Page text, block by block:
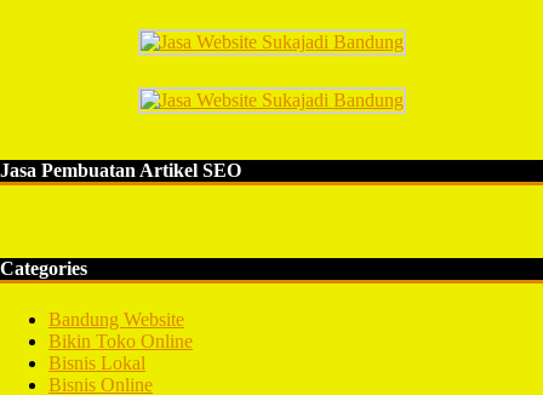
Jasa Pembuatan Artikel SEO
Categories
Bandung Website
Bikin Toko Online
Bisnis Lokal
Bisnis Online